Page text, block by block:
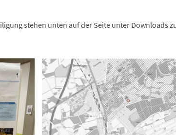
stehen unten auf der Seite unter Downloads